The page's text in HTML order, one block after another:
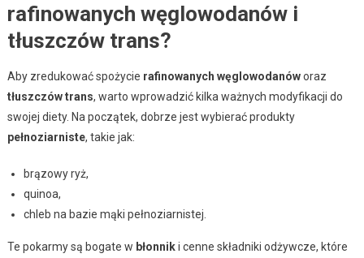
rafinowanych węglowodanów i
tłuszczów trans?
Aby zredukować spożycie rafinowanych węglowodanóworaz
tłuszczów trans, warto wprowadzić kilka ważnych modyfikacji do
swojej diety. Na początek, dobrze jest wybierać produkty
pełnoziarniste, takie jak:
brązowy ryż,
quinoa,
chleb na bazie mąki pełnoziarnistej.
Te pokarmy są bogate w błonniki cenne składniki odżywcze, które